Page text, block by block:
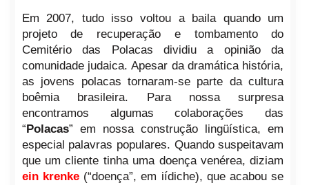
Em 2007, tudo isso voltou a baila quando um
projeto de recuperação e tombamento do
Cemitério das Polacas dividiu a opinião da
comunidade judaica. Apesar da dramática história,
as jovens polacas tornaram-se parte da cultura
boêmia brasileira. Para nossa surpresa
encontramos algumas colaborações das
“ Polacas” em nossa construção lingüística, em
especial palavras populares. Quando suspeitavam
que um cliente tinha uma doença venérea, diziam
ein krenke(“doença”, em iídiche), que acabou se